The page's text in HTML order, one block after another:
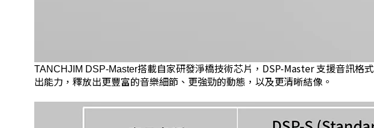
TANCHJIM DSP-Master搭載自家研發淨橋技術芯片， DSP-Master支援音訊格式
出能力，釋放出更豐富的音樂細節、更強勁的動態，以及更清晰結像。